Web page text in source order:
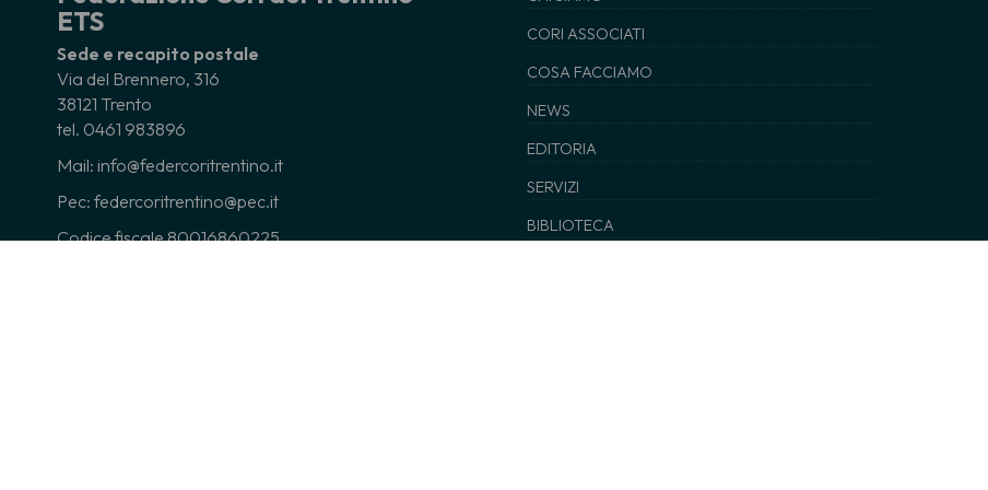
ETS
Sede e recapito postale
Via del Brennero, 316
38121 Trento
tel. 0461 983896
Mail: info@federcoritrentino.it
Pec: federcoritrentino@pec.it
Codice fiscale 80016860225
CORI ASSOCIATI
COSA FACCIAMO
NEWS
EDITORIA
SERVIZI
BIBLIOTECA